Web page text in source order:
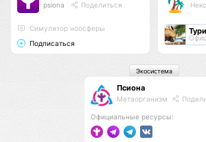
psiona Поделиться
Cимулятор ноосферы
Подписаться
Псиона
Метаорганизм
Официальные ресурсы:
Экосистема